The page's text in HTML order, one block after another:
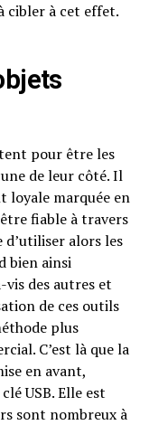
cibler à cet effet.
pour être les
de leur côté. Il
loyale marquée en
fiable à travers
d’utiliser alors les
bien ainsi
des autres et
de ces outils
plus
C’est là que la
en avant,
USB. Elle est
sont nombreux à